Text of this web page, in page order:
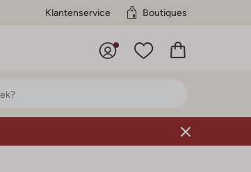
Klantenservice Boutiques